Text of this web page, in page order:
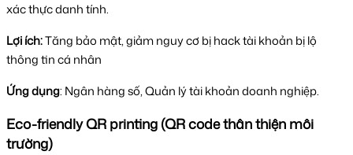
xác thực danh tính.
Lợi ích:Tăng bảo mật, giảm nguy cơ bị hack tài khoản bị lộ
thông tin cá nhân
Ứng dụng: Ngân hàng số, Quản lý tài khoản doanh nghiệp.
Eco-friendly QR printing (QR code thân thiện môi
trường)